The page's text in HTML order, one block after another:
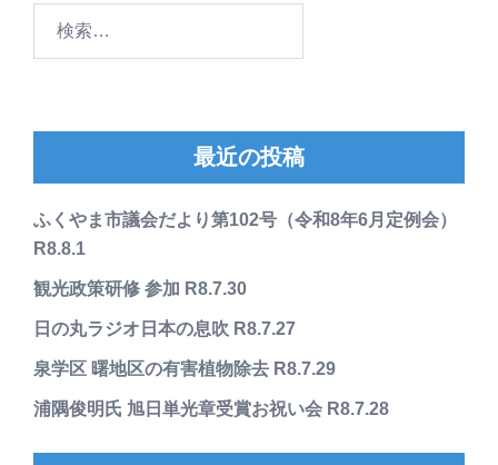
最近の投稿
ふくやま市議会だより第102号（令和8年6月定例会）
R8.8.1
観光政策研修 参加 R8.7.30
日の丸ラジオ日本の息吹 R8.7.27
泉学区 曙地区の有害植物除去 R8.7.29
浦隅俊明氏 旭日単光章受賞お祝い会 R8.7.28